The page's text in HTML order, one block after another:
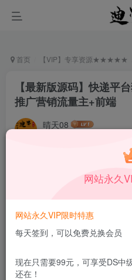
首页 【VIP】专享资源★★★★★
【最新版源码】快递平
推广营销流量主+前端
晴天08
此内容为付费资源，请付费后查
￥39.9
立
网站永久
网站永久VIP限时特惠
每天签到，可以免费兑换会员
现在只需要99元，可享受DS中
还在！